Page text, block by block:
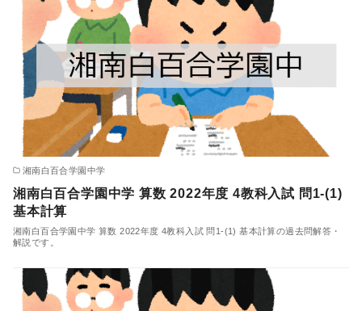
湘南白百合学園中学
湘南白百合学園中学 算数 2022年度 4教科入試 問1-(1)
基本計算
湘南白百合学園中学 算数 2022年度 4教科入試 問1-(1) 基本計算の過去問解答・
解説です。